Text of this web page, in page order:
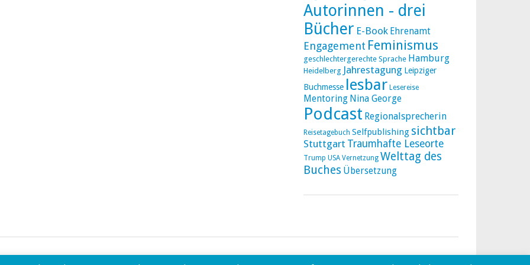
Autorinnen - drei
Bücher E-Book Ehrenamt
Engagement Feminismus
geschlechtergerechte Sprache Hamburg
Heidelberg Jahrestagung Leipziger
Buchmesse lesbar Lesereise
Mentoring Nina George
Podcast Regionalsprecherin
Reisetagebuch Selfpublishing sichtbar
Stuttgart Traumhafte Leseorte
Trump USA Vernetzung Welttag des
Buches Übersetzung